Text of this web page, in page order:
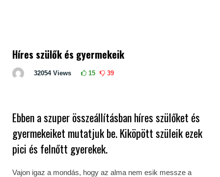
Híres szülők és gyermekeik
32054 Views 15 39
Ebben a szuper összeállításban híres szülőket és
gyermekeiket mutatjuk be. Kiköpött szüleik ezek
pici és felnőtt gyerekek.
Vajon igaz a mondás, hogy az alma nem esik messze a